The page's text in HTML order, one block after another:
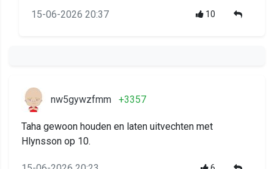
15-06-2026 20:37 10
nw5gywzfmm +3357
Taha gewoon houden en laten uitvechten met
Hlynsson op 10.